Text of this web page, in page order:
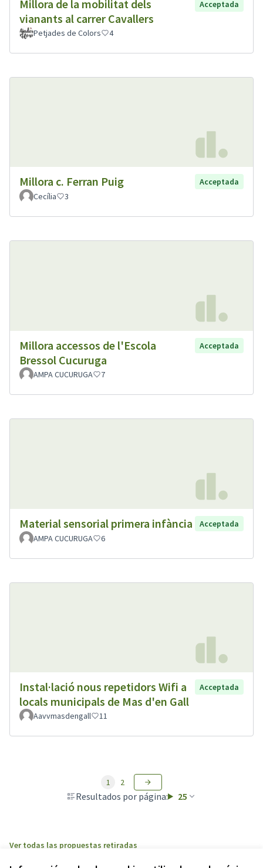
Millora de la mobilitat dels
vianants al carrer Cavallers
Acceptada
Petjades de Colors 4
Millora c. Ferran Puig
Acceptada
Cecília
3
Millora accessos de l'Escola
Bressol Cucuruga
Acceptada
AMPA CUCURUGA 7
Material sensorial primera infància
Acceptada
AMPA CUCURUGA
6
Instal·lació nous repetidors Wifi a
locals municipals de Mas d'en Gall
Acceptada
Aavvmasdengall 11
Resultados por página: 25
1 2
Ver todas las propuestas retiradas